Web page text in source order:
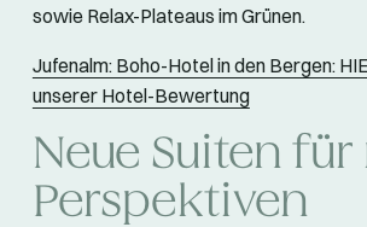
sowie Relax-Plateaus im Grünen.
Jufenalm: Boho-Hotel in den Bergen:
unserer Hotel-Bewertung
Neue Suiten für
Perspektiven